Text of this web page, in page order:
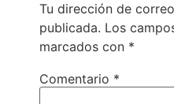
Tu dirección de
publicada. Los
marcados con *
Comentario *